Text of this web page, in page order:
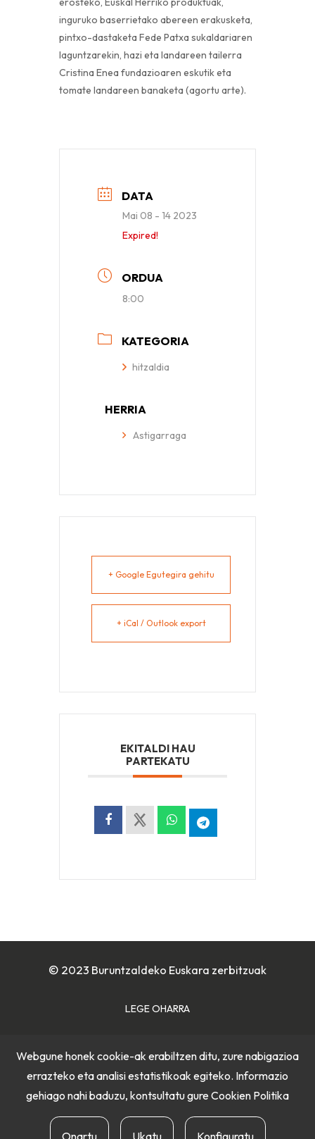
inguruko baserrietako abereen erakusketa,
pintxo-dastaketa Fede Patxa sukaldariaren
laguntzarekin, hazi eta landareen tailerra
Cristina Enea fundazioaren eskutik eta
tomate landareen banaketa (agortu arte).
DATA
Mai 08 - 14 2023
Expired!
ORDUA
8:00
KATEGORIA
hitzaldia
HERRIA
Astigarraga
+ Google Egutegira gehitu
+ iCal / Outlook export
EKITALDI HAU
PARTEKATU
© 2023 Buruntzaldeko Euskara zerbitzuak
LEGE OHARRA
PRIBATUTASUN POLITIKA
Webgune honek cookie-ak erabiltzen ditu, zure nabigazioa
errazteko eta analisi estatistikoak egiteko. Informazio
gehiago nahi baduzu, kontsultatu gure Cookien Politika